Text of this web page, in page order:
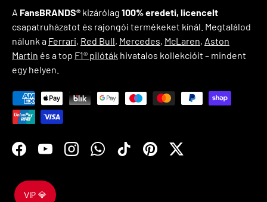
A FansBRANDS® kizárólag 100% eredeti, licencelt
csapatruházatot és rajongói termékeket kínál. Megtalálod
nálunk a Ferrari, Red Bull, Mercedes, McLaren, Aston
Martin és a top F1® pilóták hivatalos kollekcióit – mindent
egy helyen.
Elfogadott fizetési módok
FacebookYouTubeInstagramWhatsAppTikTokPinterestTwitter
VIP 💎